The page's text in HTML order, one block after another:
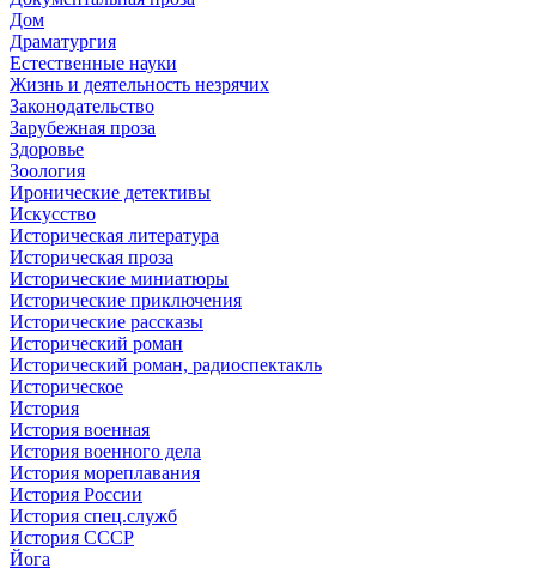
Дом
Драматургия
Естественные науки
Жизнь и деятельность незрячих
Законодательство
Зарубежная проза
Здоровье
Зоология
Иронические детективы
Искусство
Историческая литература
Историческая проза
Исторические миниатюры
Исторические приключения
Исторические рассказы
Исторический роман
Исторический роман, радиоспектакль
Историческое
История
История военная
История военного дела
История мореплавания
История России
История спец.служб
История СССР
Йога